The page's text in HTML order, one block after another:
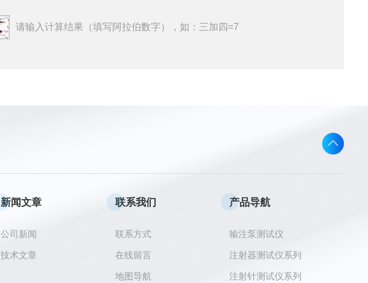
请输入计算结果（填写阿拉伯数字），如：三加四=7
新闻文章
公司新闻
技术文章
联系我们
联系方式
在线留言
地图导航
产品导航
输注泵测试仪
注射器测试仪系列
注射针测试仪系列